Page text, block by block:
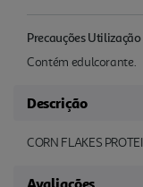
Precauções Utilização
Contém edulcorante.
Descrição
CORN FLAKES
Avaliações